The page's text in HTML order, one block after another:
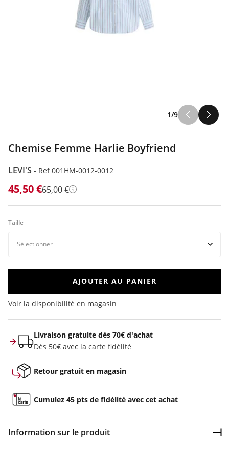
1/9
Chemise Femme Harlie Boyfriend
LEVI'S - Ref 001HM-0012-0012
45,50 €65,00 € Détails
Taille
AJOUTER AU PANIER
Voir la disponibilité en magasin
Livraison gratuite dès 70€ d'achat
Dès 50€ avec la carte fidélité
Retour gratuit en magasin
Cumulez 45 pts de fidélité avec cet achat
Information sur le produit